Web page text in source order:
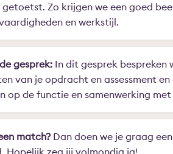
Zo krijgen we een goed
en werkstijl.
gesprek: In dit gesprek bespreken
van je opdracht en assessment en
op de functie en samenwerking
match?Dan doen we je graag
Hopelijk zeg jij volmondig ja!